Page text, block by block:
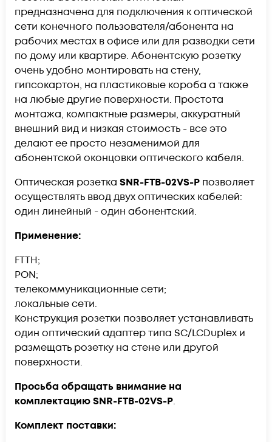
предназначена для подключения к оптической
сети конечного пользователя/абонента на
рабочих местах в офисе или для разводки сети
по дому или квартире. Абонентскую розетку
очень удобно монтировать на стену,
гипсокартон, на пластиковые короба а также
на любые другие поверхности. Простота
монтажа, компактные размеры, аккуратный
внешний вид и низкая стоимость - все это
делают ее просто незаменимой для
абонентской оконцовки оптического кабеля.
Оптическая розетка SNR-FTB-02VS-P ​ позволяет
осуществлять ввод двух оптических кабелей:
один линейный - один абонентский.
Применение:
FTTH;
PON;
телекоммуникационные сети;
локальные сети.
Конструкция розетки позволяет устанавливать
один оптический адаптер типа SC/LCDuplex и
размещать розетку на стене или другой
поверхности.
Просьба обращать внимание на
комплектациюSNR-FTB-02VS-P​.
Комплект поставки: